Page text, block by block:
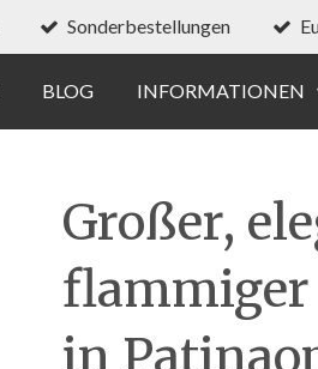
Sonderbestellungen
BLOG INFORMATIONEN
Großer,
in